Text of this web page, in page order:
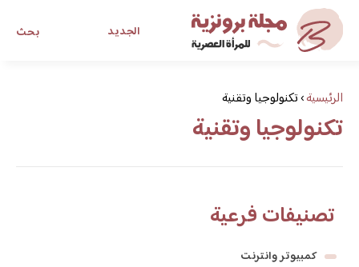
بحث الجديد
مجلة برونزية للفتاة العصرية
ابحث عن أي موضوع يهمك
الرئيسية›تكنولوجيا وتقنية
تكنولوجيا وتقنية
تصنيفات فرعية
كمبيوتر وانترنت